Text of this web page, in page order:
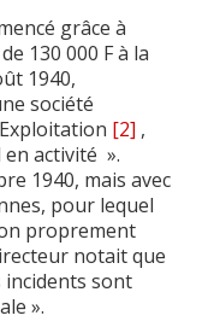
grâce à
130 000 F à la
1940,
société
[2] ,
activité ».
1940, mais avec
pour lequel
proprement
notait que
incidents sont
».